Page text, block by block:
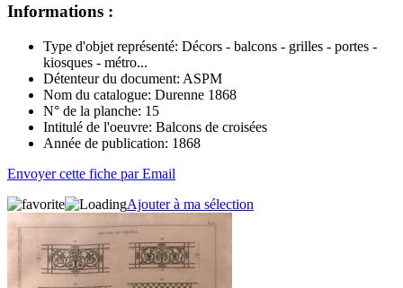
Informations :
Type d'objet représenté: Décors - balcons - grilles - portes -
kiosques - métro...
Détenteur du document: ASPM
Nom du catalogue: Durenne 1868
N° de la planche: 15
Intitulé de l'oeuvre: Balcons de croisées
Année de publication: 1868
Envoyer cette fiche par Email
Ajouter à ma sélection